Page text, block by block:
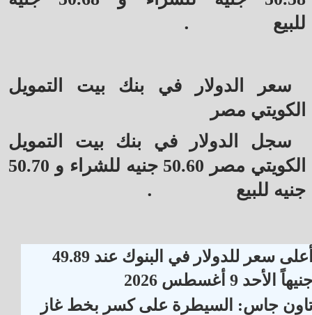
للبيع
.
سعر الدولار في بنك بيت التمويل
الكويتي مصر
سجل الدولار في بنك بيت التمويل
الكويتي مصر 50.60 جنيه للشراء و 50.70
جنيه للبيع
.
أعلى سعر للدولار في البنوك عند 49.89
الأحد 9 أغسطس 2026
جاس: السيطرة على كسر بخط غاز